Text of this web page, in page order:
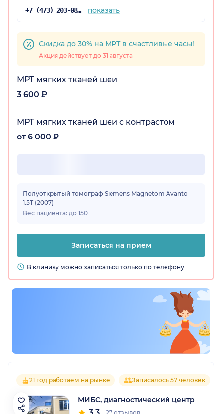
+7 (473) 203-08-36 показать
Скидка до 30% на МРТ в счастливые часы!
Акция действует до 31 августа
МРТ мягких тканей шеи
3 600 ₽
МРТ мягких тканей шеи с контрастом
от 6 000 ₽
Полуоткрытый томограф Siemens Magnetom Avanto
1.5Т (2007)
Вес пациента: до 150
Записаться на прием
В клинику можно записаться только по телефону
21 год работаем на рынке Записалось 57 человек
МИБС, диагностический центр
27 отзывов